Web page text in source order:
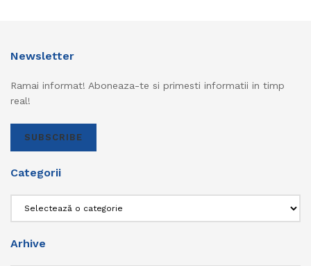
Newsletter
Ramai informat! Aboneaza-te si primesti informatii in timp
real!
SUBSCRIBE
Categorii
Arhive